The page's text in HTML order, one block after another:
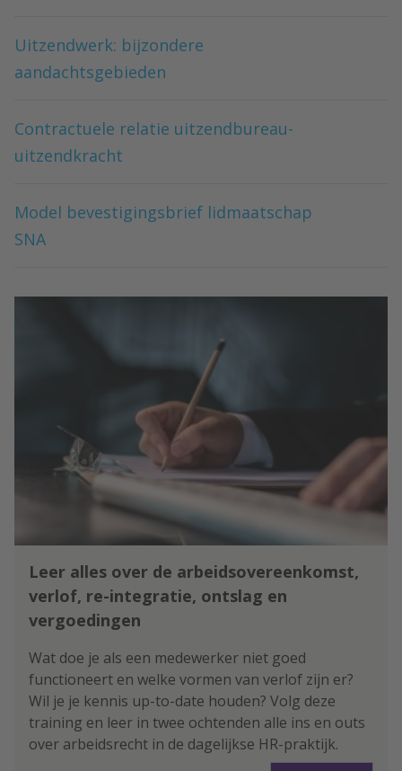
Uitzendwerk: bijzondere
aandachtsgebieden
Contractuele relatie uitzendbureau-
uitzendkracht
Model bevestigingsbrief lidmaatschap
SNA
Leer alles over de arbeidsovereenkomst,
verlof, re-integratie, ontslag en
vergoedingen
Wat doe je als een medewerker niet goed
functioneert en welke vormen van verlof zijn er?
Wil je je kennis up-to-date houden? Volg deze
training en leer in twee ochtenden alle ins en outs
over arbeidsrecht in de dagelijkse HR-praktijk.